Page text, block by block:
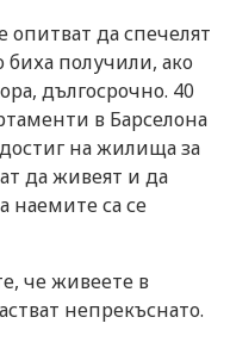
опитват да спечелят
биха получили, ако
дългосрочно. 40
в Барселона
на жилища за
да живеят и да
наемите са се
че живеете в
непрекъснато.